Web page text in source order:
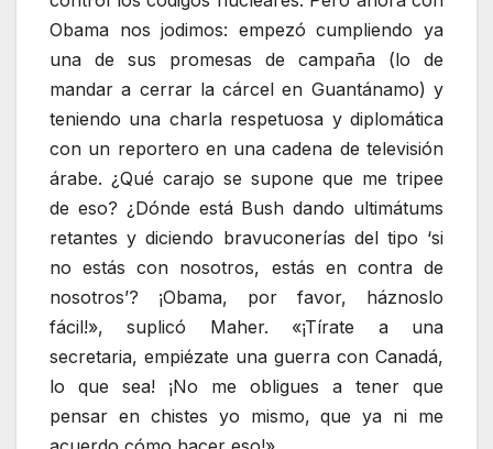
Obama nos jodimos: empezó cumpliendo ya
una de sus promesas de campaña (lo de
mandar a cerrar la cárcel en Guantánamo) y
teniendo una charla respetuosa y diplomática
con un reportero en una cadena de televisión
árabe. ¿Qué carajo se supone que me tripee
de eso? ¿Dónde está Bush dando ultimátums
retantes y diciendo bravuconerías del tipo ‘si
no estás con nosotros, estás en contra de
nosotros’? ¡Obama, por favor, háznoslo
fácil!», suplicó Maher. «¡Tírate a una
secretaria, empiézate una guerra con Canadá,
lo que sea! ¡No me obligues a tener que
pensar en chistes yo mismo, que ya ni me